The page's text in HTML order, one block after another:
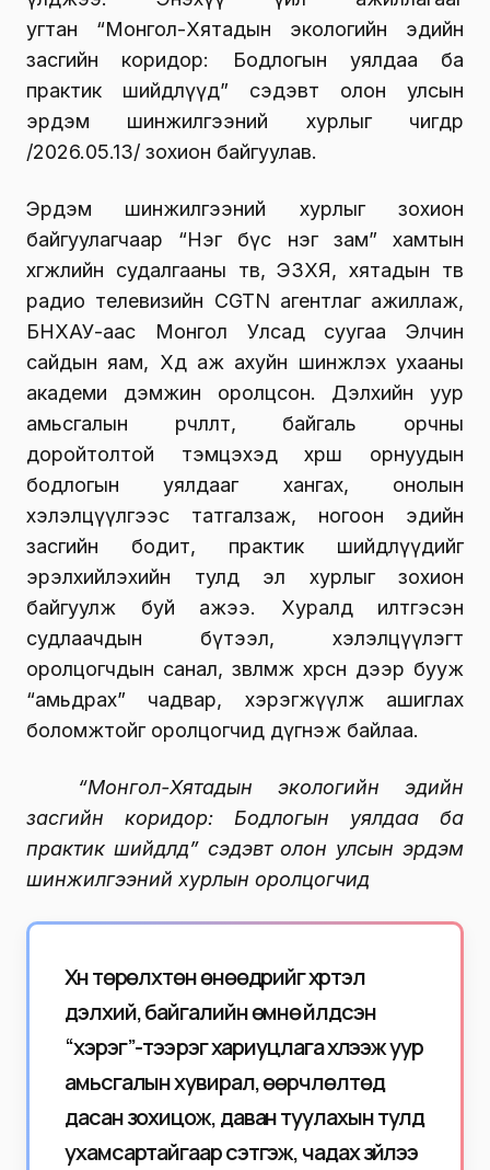
угтан “Монгол-Хятадын экологийн эдийн
засгийн коридор: Бодлогын уялдаа ба
практик шийдлүүд” сэдэвт олон улсын
эрдэм шинжилгээний хурлыг өчигдөр
/2026.05.13/ зохион байгуулав.
Эрдэм шинжилгээний хурлыг зохион
байгуулагчаар “Нэг бүс нэг зам” хамтын
хөгжлийн судалгааны төв, ЭЗХЯ, хятадын төв
радио телевизийн CGTN агентлаг ажиллаж,
БНХАУ-аас Монгол Улсад суугаа Элчин
сайдын яам, Хөдөө аж ахуйн шинжлэх ухааны
академи дэмжин оролцсон. Дэлхийн уур
амьсгалын өөрчлөлт, байгаль орчны
доройтолтой тэмцэхэд хөрш орнуудын
бодлогын уялдааг хангах, онолын
хэлэлцүүлгээс татгалзаж, ногоон эдийн
засгийн бодит, практик шийдлүүдийг
эрэлхийлэхийн тулд эл хурлыг зохион
байгуулж буй ажээ. Хуралд илтгэсэн
судлаачдын бүтээл, хэлэлцүүлэгт
оролцогчдын санал, зөвлөмж хөрсөн дээр бууж
“амьдрах” чадвар, хэрэгжүүлж ашиглах
боломжтойг оролцогчид дүгнэж байлаа.
“Монгол-Хятадын экологийн эдийн
засгийн коридор: Бодлогын уялдаа ба
практик шийдлүүд” сэдэвт олон улсын эрдэм
шинжилгээний хурлын оролцогчид
Хүн төрөлхтөн өнөөдрийг хүртэл
дэлхий, байгалийн өмнө үйлдсэн
“хэрэг”-тээ үүрэг хариуцлага хүлээж уур
амьсгалын хувирал, өөрчлөлтөд
дасан зохицож, даван туулахын тулд
ухамсартайгаар сэтгэж, чадах зүйлээ